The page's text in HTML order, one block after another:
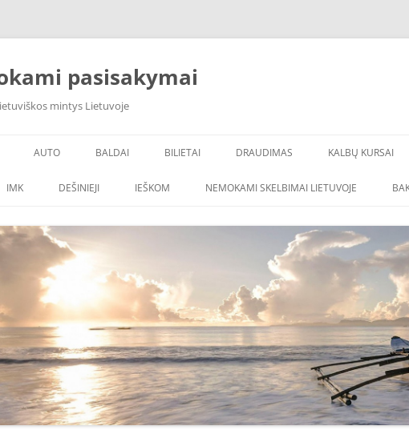
pasisakymai
mintys Lietuvoje
AUTO BALDAI BILIETAI DRAUDIMAS KALBŲ KURSAI
IMK DEŠINIEJI IEŠKOM NEMOKAMI SKELBIMAI LIETUVOJE